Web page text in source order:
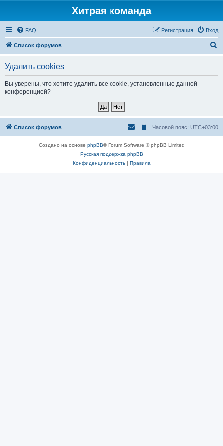
Хитрая команда
FAQ Вход
Регистрация
Список форумов
Удалить cookies
Вы уверены, что хотите удалить все cookie, установленные данной
конференцией?
Список форумов Часовой пояс: UTC+03:00
Создано на основе phpBB® Forum Software © phpBB Limited
Русская поддержка phpBB
Конфиденциальность| Правила